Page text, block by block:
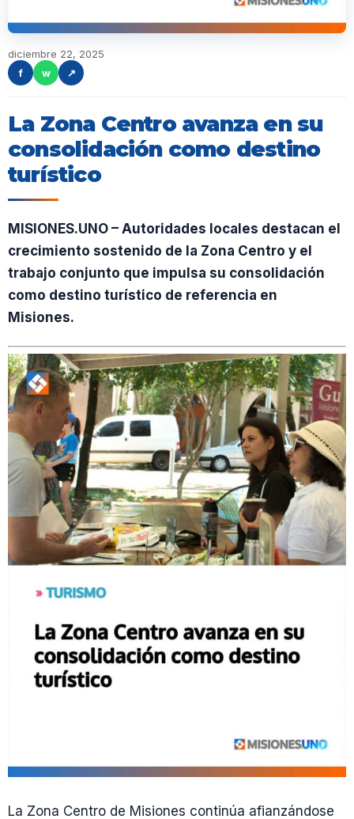
diciembre 22, 2025
f
w ↗
La Zona Centro avanza en su
consolidación como destino
turístico
MISIONES.UNO – Autoridades locales destacan el
crecimiento sostenido de la Zona Centro y el
trabajo conjunto que impulsa su consolidación
como destino turístico de referencia en
Misiones.
La Zona Centro de Misiones continúa afianzándose